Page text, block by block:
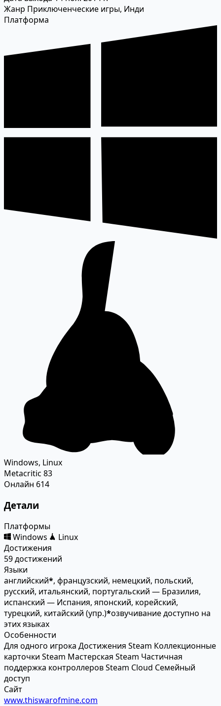
Жанр Приключенческие игры, Инди
Платформа
Windows, Linux
Metacritic 83
Онлайн 614
Детали
Платформы
Windows
Linux
Достижения
59 достижений
Языки
английский*, французский, немецкий, польский,
русский, итальянский, португальский — Бразилия,
испанский — Испания, японский, корейский,
турецкий, китайский (упр.)*озвучивание доступно на
этих языках
Особенности
Для одного игрока Достижения Steam Коллекционные
карточки Steam Мастерская Steam Частичная
поддержка контроллеровSteam Cloud Семейный
доступ
Сайт
www.thiswarofmine.com